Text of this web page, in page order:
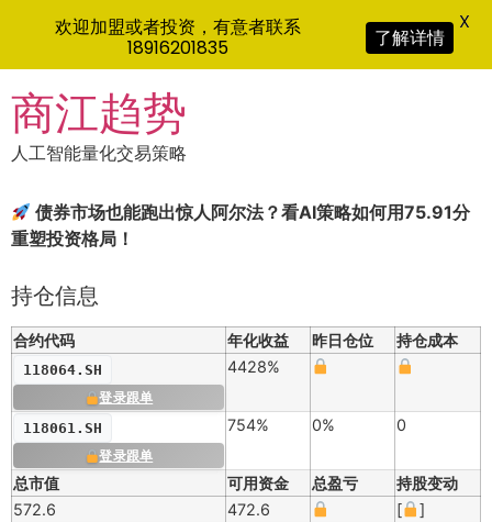
to
content
商江趋势
人工智能量化交易策略
债券市场也能跑出惊人阿尔法？看AI策略如何用75.91分
重塑投资格局！
持仓信息
合约代码 年化收益 昨日仓位 持仓成本
118064.SH
登录跟单
4428%
118061.SH
登录跟单
754% 0% 0
总市值 可用资金 总盈亏
持股变动
572.6
472.6 [ ]
欢迎加盟或者投资，有意者联系
18916201835
了解详情
X